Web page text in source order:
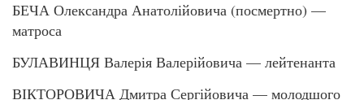
БЕЧА Олександра Анатолійовича (посмертно) —
матроса
БУЛАВИНЦЯ Валерія Валерійовича — лейтенанта
ВІКТОРОВИЧА Дмитра Сергійовича — молодшого